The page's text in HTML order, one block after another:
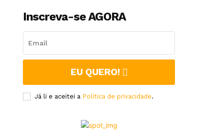
Inscreva-se AGORA
EU QUERO!
Já li e aceitei a Política de privacidade.